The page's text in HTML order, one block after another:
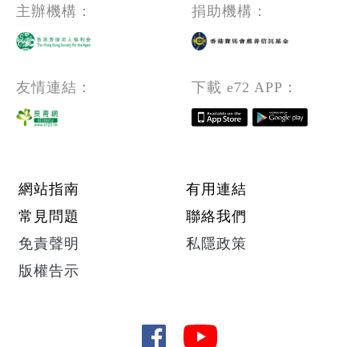
主辦機構： 捐助機構：
友情連結： 下載 e72 APP：
Footer menu
網站指南
有用連結
常見問題
聯絡我們
免責聲明
私隱政策
版權告示